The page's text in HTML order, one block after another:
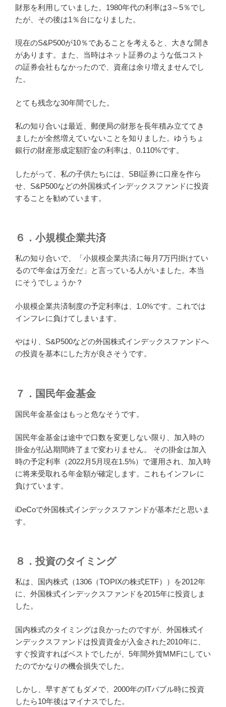
財形を利用していました。1980年代の利率は3～5％でし
たが、その後は1％台になりました。
現在のS&P500が10％であることを考えると、大きな開き
があります。また、当時はネット証券のような低コスト
の証券会社もなかったので、資産は余り増えませんでし
た。
とても残念な30年間でした。
私の知り合いは最近、郵便局の財形を長年積み立ててき
ましたが全然増えていないことを知りました。ゆうちょ
銀行の財産形成定額貯金の利率は、0.110%です。
したがって、私の子供たちには、SBI証券に口座を作ら
せ、S&P500などの外国株式インデックスファンドに投資
することを勧めています。
６．小規模企業共済
私の知り合いで、「小規模企業共済に毎月7万円掛けてい
るので年金は万全だ」と言っている人がいました。本当
にそうでしょうか？
小規模企業共済制度の予定利率は、1.0%です。これでは
インフレに負けてしまいます。
やはり、S&P500などの外国株式インデックスファンドへ
の投資を基本にした方が良さそうです。
７．国民年金基金
国民年金基金はもっと危なそうです。
国民年金基金は途中で口数を変更しない限り、加入時の
掛金が払込期間終了まで変わりません。 その掛金は加入
時の予定利率（2022月5月現在1.5%）で運用され、加入時
に将来受取れる年金額が確定します。これもインフレに
負けています。
iDeCoで外国株式インデックスファンドが基本だと思いま
す。
８．投資のタイミング
私は、国内株式（1306（TOPIXの株式ETF））を2012年
に、外国株式インデックスファンドを2015年に投資しま
した。
国内株式のタイミングは良かったのですが、外国株式イ
ンデックスファンドは投資資金が入金された2010年に、
すぐ投資すればベストでしたが、5年間外貨MMFにしてい
たのでかなりの機会損失でした。
しかし、早すぎてもダメで、2000年のITバブル時に投資
したら10年後はマイナスでした。